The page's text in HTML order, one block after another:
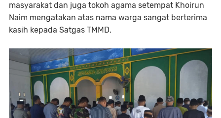
masyarakat dan juga tokoh agama setempat Khoirun
Naim mengatakan atas nama warga sangat berterima
kasih kepada Satgas TMMD.